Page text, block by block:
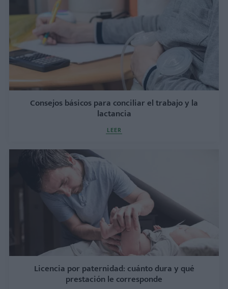
Consejos básicos para conciliar el trabajo y la
lactancia
LEER
Licencia por paternidad: cuánto dura y qué
prestación le corresponde